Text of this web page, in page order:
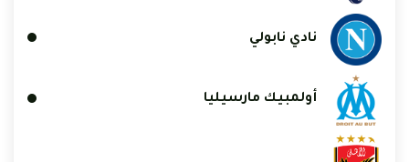
نادي نابولي
أولمبيك مارسيليا